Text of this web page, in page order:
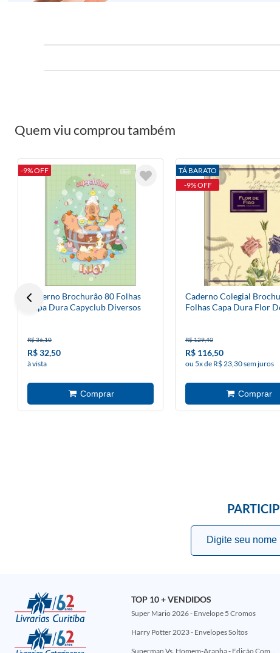
Quem viu comprou também
-9% OFF
Caderno Brochurão 80 Folhas
Capa Dura Capyclub Diversos
R$ 36,10
R$ 32,50
à vista
TÁ BARATO
-9% OFF
Caderno Colegial
Folhas Capa Dura Flor
R$ 129,40
R$ 116,50
ou 5x de R$ 23,30 sem juros
TOP 10 + VENDIDOS
Super Mario 2026 - Envelope 5 Cromos
Harry Potter 2023 - Envelopes Soltos